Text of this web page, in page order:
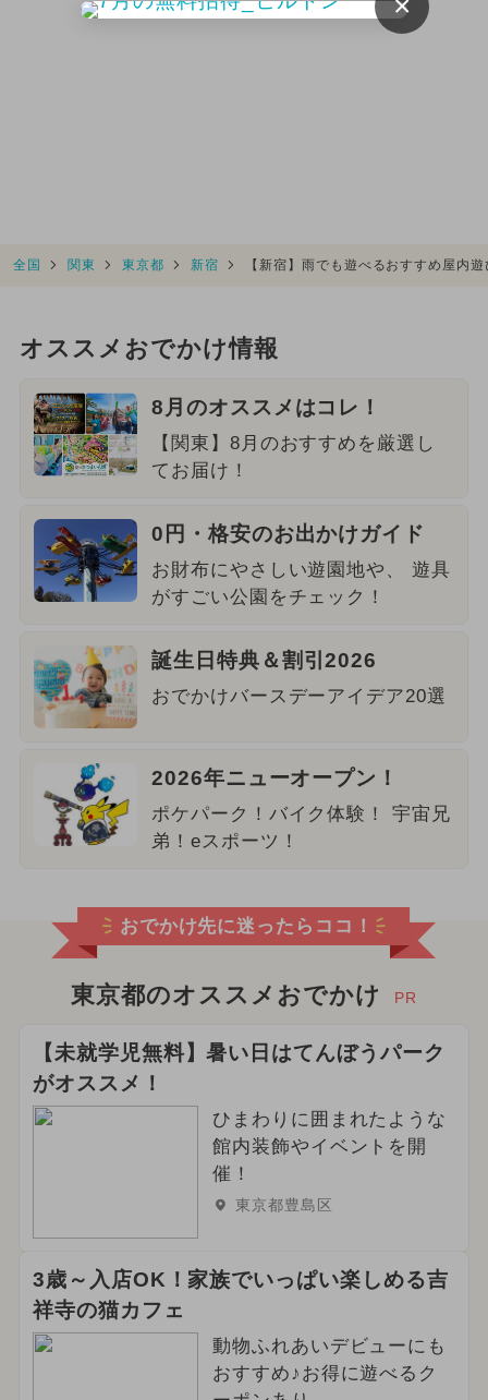
全国 関東 東京都 新宿 【新宿】雨でも遊べるおすすめ屋内
オススメおでかけ情報
8月のオススメはコレ！
【関東】8月のおすすめを厳選し
てお届け！
0円・格安のお出かけガイド
お財布にやさしい遊園地や、 遊具
がすごい公園をチェック！
誕生日特典＆割引2026
おでかけバースデーアイデア20選
2026年ニューオープン！
ポケパーク！バイク体験！ 宇宙兄
弟！eスポーツ！
おでかけ先に迷ったらココ！
東京都のオススメおでかけ PR
【未就学児無料】暑い日はてんぼうパーク
がオススメ！
ひまわりに囲まれたような
館内装飾やイベントを開
催！
東京都豊島区
3歳～入店OK！家族でいっぱい楽しめる吉
祥寺の猫カフェ
動物ふれあいデビューにも
おすすめ♪お得に遊べるク